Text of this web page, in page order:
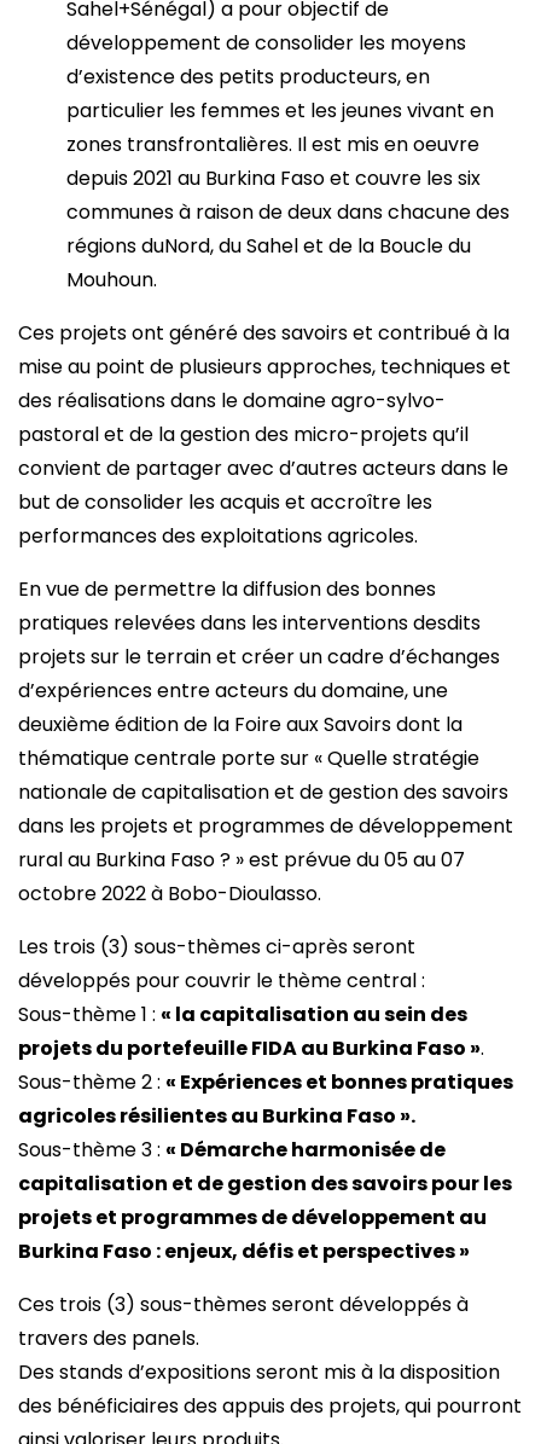
Sahel+Sénégal) a pour objectif de
développement de consolider les moyens
d’existence des petits producteurs, en
particulier les femmes et les jeunes vivant en
zones transfrontalières. Il est mis en oeuvre
depuis 2021 au Burkina Faso et couvre les six
communes à raison de deux dans chacune des
régions duNord, du Sahel et de la Boucle du
Mouhoun.
Ces projets ont généré des savoirs et contribué à la
mise au point de plusieurs approches, techniques et
des réalisations dans le domaine agro-sylvo-
pastoral et de la gestion des micro-projets qu’il
convient de partager avec d’autres acteurs dans le
but de consolider les acquis et accroître les
performances des exploitations agricoles.
En vue de permettre la diffusion des bonnes
pratiques relevées dans les interventions desdits
projets sur le terrain et créer un cadre d’échanges
d’expériences entre acteurs du domaine, une
deuxième édition de la Foire aux Savoirs dont la
thématique centrale porte sur « Quelle stratégie
nationale de capitalisation et de gestion des savoirs
dans les projets et programmes de développement
rural au Burkina Faso ? » est prévue du 05 au 07
octobre 2022 à Bobo-Dioulasso.
Les trois (3) sous-thèmes ci-après seront
développés pour couvrir le thème central :
Sous-thème 1 : « la capitalisation au sein des
projets du portefeuille FIDA au Burkina Faso ».
Sous-thème 2 : « Expériences et bonnes pratiques
agricoles résilientes au Burkina Faso ».
Sous-thème 3 : « Démarche harmonisée de
capitalisation et de gestion des savoirs pour les
projets et programmes de développement au
Burkina Faso : enjeux, défis et perspectives »
Ces trois (3) sous-thèmes seront développés à
travers des panels.
Des stands d’expositions seront mis à la disposition
des bénéficiaires des appuis des projets, qui pourront